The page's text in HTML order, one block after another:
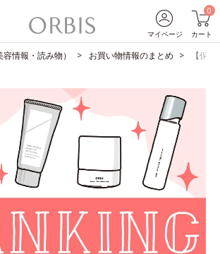
マイページ
0
カート
情報・読み物） お買い物情報のまとめ 【保